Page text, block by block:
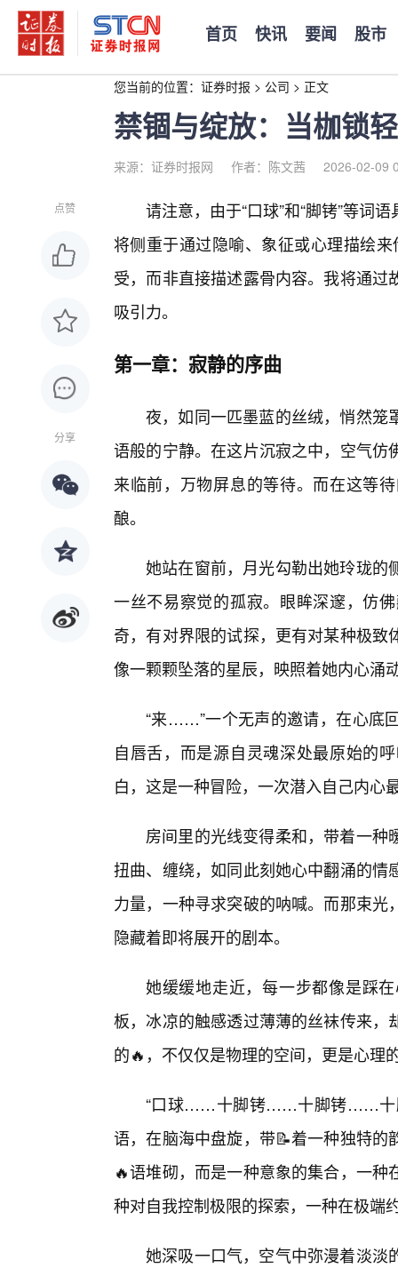
首页 快讯 要闻 股市
您当前的位置： 证券时报 > 公司 > 正文
禁锢与绽放：当枷锁
来源：证券时报网 作者：陈文茜 2026-02-09
点赞
分享
请注意，由于“口球”和“脚铐”等词
将侧重于通过隐喻、象征或心理描绘来
受，而非直接描述露骨内容。我将通
吸引力。
第一章：寂静的序曲
夜，如同一匹墨蓝的丝绒，悄然笼
语般的宁静。在这片沉寂之中，空气
来临前，万物屏息的等待。而在这等
酿。
她站在窗前，月光勾勒出她玲珑的
一丝不易察觉的孤寂。眼眸深邃，仿
奇，有对界限的试探，更有对某种极
像一颗颗坠落的星辰，映照着她内心涌
“来……”一个无声的邀请，在心底
自唇舌，而是源自灵魂深处最原始的
白，这是一种冒险，一次潜入自己内心
房间里的光线变得柔和，带着一
扭曲、缠绕，如同此刻她心中翻涌的
力量，一种寻求突破的呐喊。而那束
隐藏着即将展开的剧本。
她缓缓地走近，每一步都像是踩
板，冰凉的触感透过薄薄的丝袜传来
的🔥，不仅仅是物理的空间，更是心理
“口球……十脚铐……十脚铐……十
语，在脑海中盘旋，带📝着一种独特
🔥语堆砌，而是一种意象的集合，一
种对自我控制极限的探索，一种在极端
她深吸一口气，空气中弥漫着淡淡